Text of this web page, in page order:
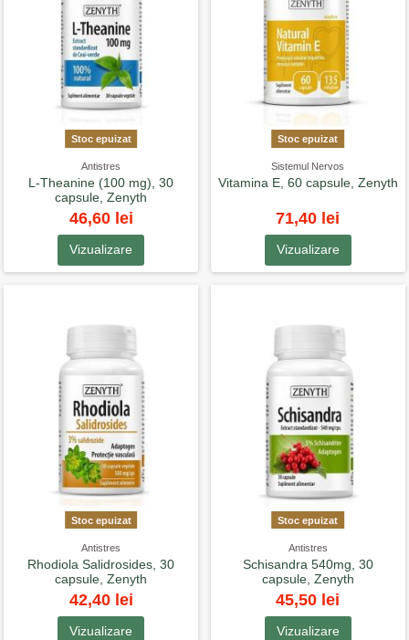
Stoc epuizat
Antistres
L-Theanine (100 mg), 30
capsule, Zenyth
46,60 lei
Vizualizare
Stoc epuizat
Sistemul Nervos
Vitamina E, 60 capsule, Zenyth
71,40 lei
Vizualizare
Stoc epuizat
Antistres
Rhodiola Salidrosides, 30
capsule, Zenyth
42,40 lei
Vizualizare
Stoc epuizat
Antistres
Schisandra 540mg, 30
capsule, Zenyth
45,50 lei
Vizualizare